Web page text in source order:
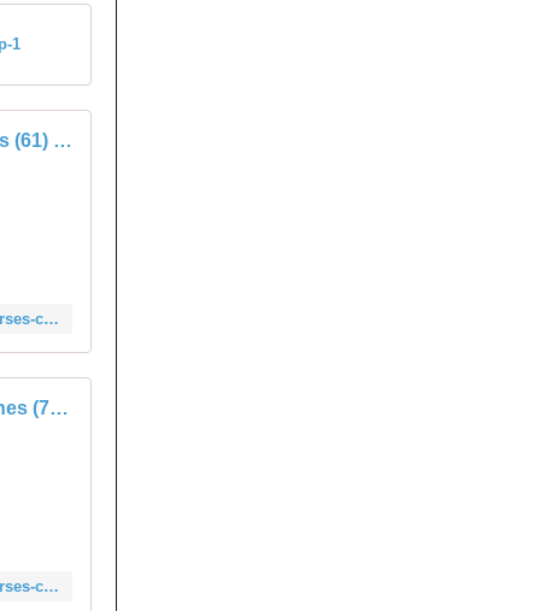
1
Flers (61) Classement course cycliste championnat Orne et Eure 1er mai
https://www.velopressecollection.fr/route/classements-route/61-classements-courses-cyclistes-orne-2018/flers-61-classement-1er-mai-2018-21615-html
Fatines (72) Classement M2 Challenge Benoît Jarrier Nicolas Edet 1er m
https://www.velopressecollection.fr/route/classements-route/72-classements-courses-cyclistes-sarthe-2018/fatines-72-classement-1er-mai-2018-21622-html